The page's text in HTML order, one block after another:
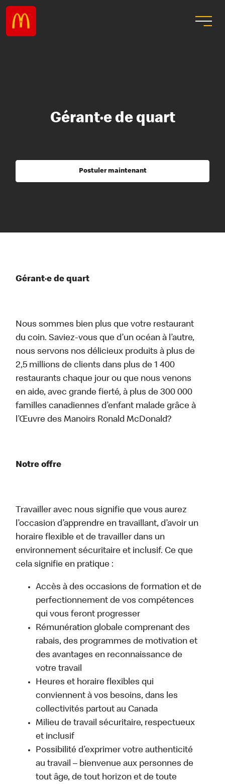
Gérant·e de quart
Postuler maintenant
Gérant·e de quart
Nous sommes bien plus que votre restaurant
du coin. Saviez-vous que d’un océan à l’autre,
nous servons nos délicieux produits à plus de
2,5 millions de clients dans plus de 1 400
restaurants chaque jour ou que nous venons
en aide, avec grande fierté, à plus de 300 000
familles canadiennes d’enfant malade grâce à
l’Œuvre des Manoirs Ronald McDonald?
Notre offre
Travailler avec nous signifie que vous aurez
l’occasion d’apprendre en travaillant, d’avoir un
horaire flexible et de travailler dans un
environnement sécuritaire et inclusif. Ce que
cela signifie en pratique :
Accès à des occasions de formation et de
perfectionnement de vos compétences
qui vous feront progresser
Rémunération globale comprenant des
rabais, des programmes de motivation et
des avantages en reconnaissance de
votre travail
Heures et horaire flexibles qui
conviennent à vos besoins, dans les
collectivités partout au Canada
Milieu de travail sécuritaire, respectueux
et inclusif
Possibilité d’exprimer votre authenticité
au travail – bienvenue aux personnes de
tout âge, de tout horizon et de toute